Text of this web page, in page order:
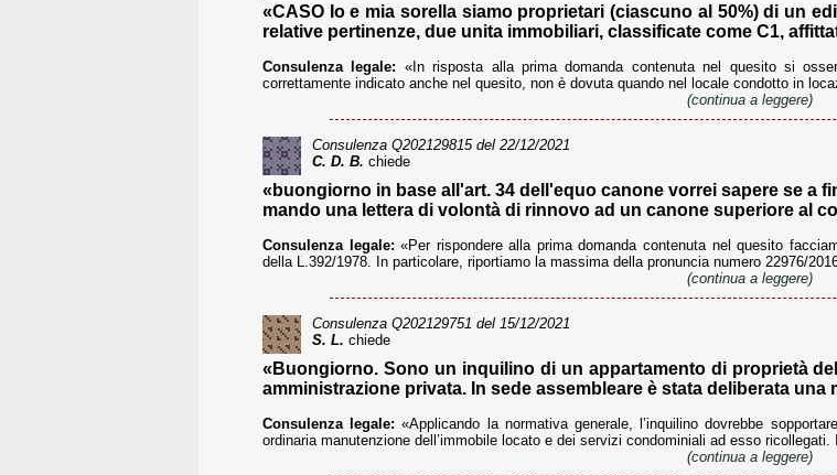
«CASO Io e mia sorella siamo proprietari (ciascuno al 50%) di un
relative pertinenze, due unita immobiliari, classificate come C1,
Consulenza legale: «In risposta alla prima domanda contenuta nel quesito si
correttamente indicato anche nel quesito, non è dovuta quando nel locale condotto in
(continua a leggere)
Consulenza Q202129815del 22/12/2021
C. D. B. chiede
«buongiorno in base all'art. 34 dell'equo canone vorrei sapere se a
mando una lettera di volontà di rinnovo ad un canone superiore al
Consulenza legale: «Per rispondere alla prima domanda contenuta nel quesito
della L.392/1978. In particolare, riportiamo la massima della pronuncia numero 22976/
(continua a leggere)
Consulenza Q202129751 del 15/12/2021
S. L. chiede
«Buongiorno. Sono un inquilino di un appartamento di proprietà
amministrazione privata. In sede assembleare è stata deliberata
Consulenza legale: «Applicando la normativa generale, l’inquilino dovrebbe
ordinaria manutenzione dell’immobile locato e dei servizi condominiali ad esso
(continua a leggere)